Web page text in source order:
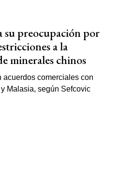
su preocupación por
a la
minerales chinos